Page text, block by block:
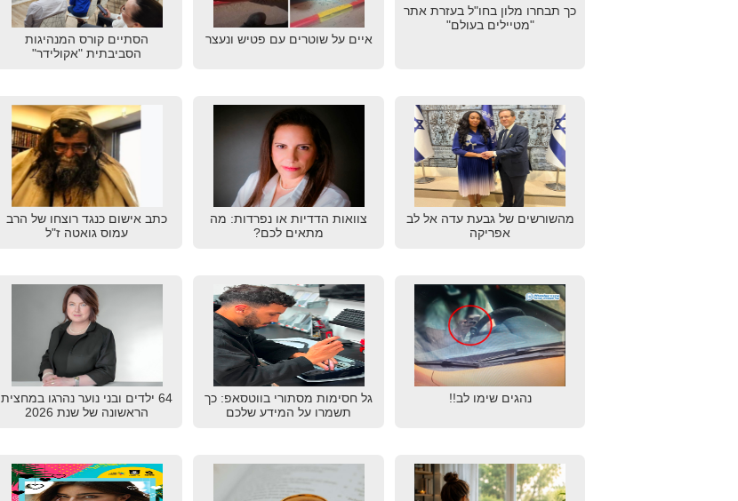
כך תבחרו מלון בחו"ל בעזרת אתר
"מטיילים בעולם"
איים על שוטרים עם פטיש ונעצר
הסתיים קורס המנהיגות
הסביבתית "אקולידר"
מהשורשים של גבעת עדה אל לב
אפריקה
צוואות הדדיות או נפרדות: מה
מתאים לכם?
כתב אישום כנגד רוצחו של הרב
עמוס גואטה ז"ל
נהגים שימו לב!!
גל חסימות מסתורי בווטסאפ: כך
תשמרו על המידע שלכם
64 ילדים ובני נוער נהרגו במחצית
הראשונה של שנת 2026